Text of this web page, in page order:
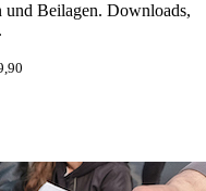
Beilagen. Downloads,